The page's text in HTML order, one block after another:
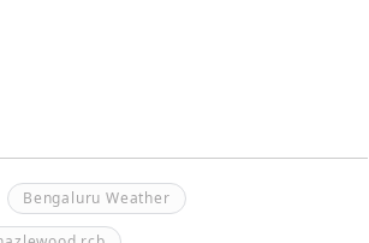
Bengaluru Weather